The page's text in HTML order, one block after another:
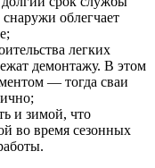
облегчает
легких
демонтажу. В этом
— тогда сваи
и зимой, что
во время сезонных